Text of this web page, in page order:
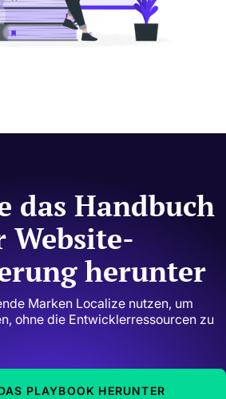
das Handbuch
Website-
herunter
Marken Localize nutzen, um
ohne die Entwicklerressourcen zu
PLAYBOOK HERUNTER